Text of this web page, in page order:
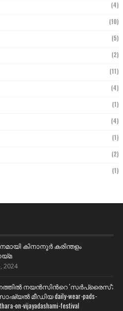
(4)
(10)
(5)
(2)
(11)
(4)
(1)
(4)
(1)
(2)
(1)
കിനാനൂർ കരിന്തളം
2024
നയന്‍സിന്‍റെ 'സര്‍പ്രൈസ്';
മീഡിയ daily-wear-pads-
on-vijayadashami-festival